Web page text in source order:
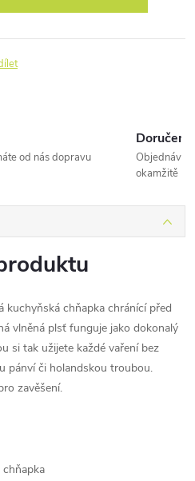
od nás dopravu
Doručení
okamžitě
kuchyňská chňapka chránící před
vlněná plsť funguje jako dokonalý
si tak užijete každé vaření bez
pánví či holandskou troubou.
zavěšení.